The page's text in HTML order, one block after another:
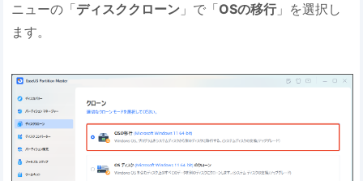
ニューの「ディスククローン 」で「OSの移行」を選択し
ます。